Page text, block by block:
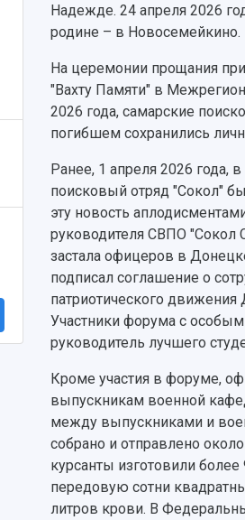
Надежде. 24 апреля 2026
родине – в Новосемейкино.
На церемонии прощания
"Вахту Памяти" в
2026 года, самарские
погибшем сохранились
Ранее, 1 апреля 2026 года,
поисковый отряд "Сокол"
эту новость
руководителя СВПО "Сокол
застала офицеров в
подписал соглашение о
патриотического
Участники форума с
руководитель лучшего
Кроме участия в форуме,
выпускникам военной
между выпускниками и
собрано и отправлено
курсанты изготовили
передовую сотни
литров крови. В